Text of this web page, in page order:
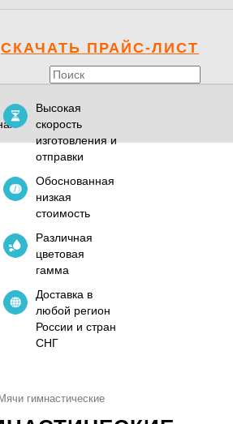
СКАЧАТЬ ПРАЙС-ЛИСТ
Высокая
скорость
изготовления и
отправки
Обоснованная
низкая
стоимость
Различная
цветовая
гамма
Доставка в
любой регион
России и стран
СНГ
гимнастические